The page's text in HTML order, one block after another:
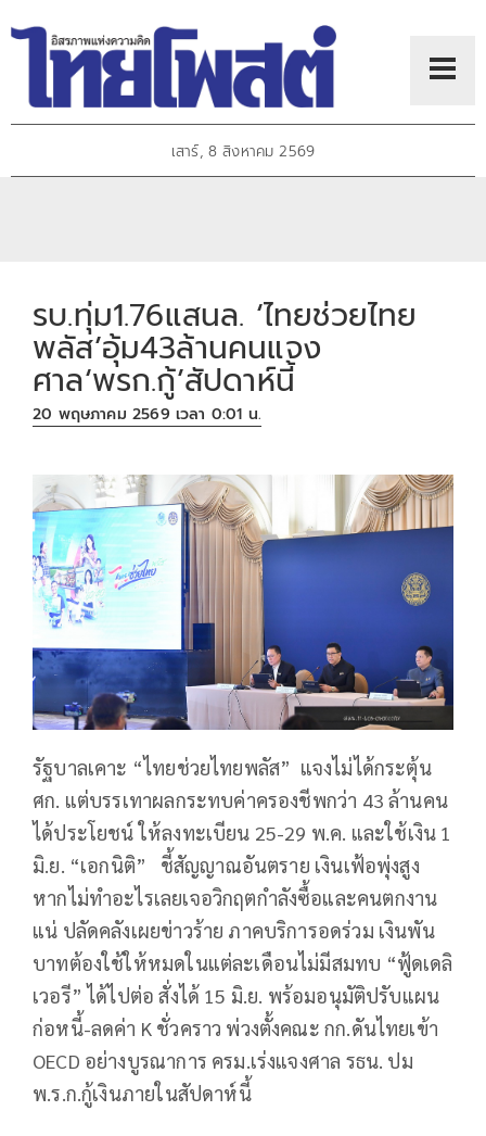
เสาร์, 8 สิงหาคม 2569
รบ.ทุ่ม1.76แสนล. ‘ไทยช่วยไทย
พลัส’อุ้ม43ล้านคนแจง
ศาล‘พรก.กู้’สัปดาห์นี้
20 พฤษภาคม 2569 เวลา 0:01 น.
รัฐบาลเคาะ “ไทยช่วยไทยพลัส” แจงไม่ได้กระตุ้น
ศก. แต่บรรเทาผลกระทบค่าครองชีพกว่า 43 ล้านคน
ได้ประโยชน์ ให้ลงทะเบียน 25-29 พ.ค. และใช้เงิน 1
มิ.ย. “เอกนิติ” ชี้สัญญาณอันตราย เงินเฟ้อพุ่งสูง
หากไม่ทำอะไรเลยเจอวิกฤตกำลังซื้อและคนตกงาน
แน่ ปลัดคลังเผยข่าวร้าย ภาคบริการอดร่วม เงินพัน
บาทต้องใช้ให้หมดในแต่ละเดือนไม่มีสมทบ “ฟู้ดเดลิ
เวอรี” ได้ไปต่อ สั่งได้ 15 มิ.ย. พร้อมอนุมัติปรับแผน
ก่อหนี้-ลดค่า K ชั่วคราว พ่วงตั้งคณะ กก.ดันไทยเข้า
OECD อย่างบูรณาการ ครม.เร่งแจงศาล รธน. ปม
พ.ร.ก.กู้เงินภายในสัปดาห์นี้